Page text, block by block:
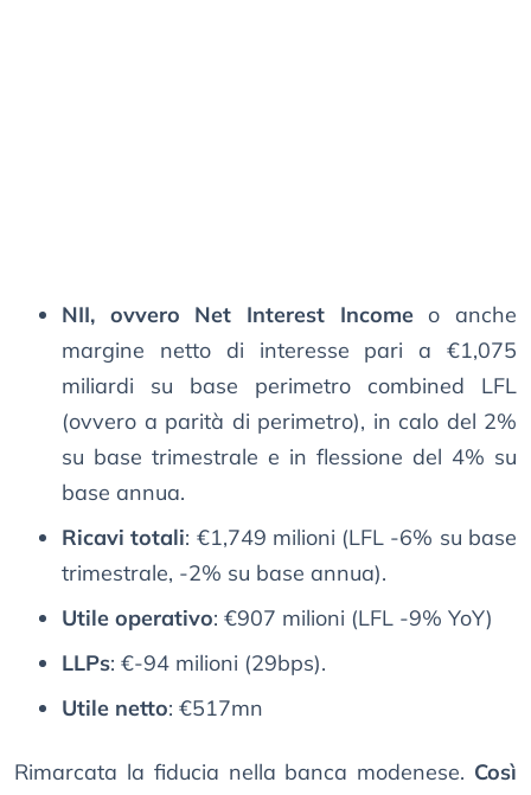
NII, ovvero Net Interest Incomeo anche
margine netto di interesse pari a €1,075
miliardi su base perimetro combined LFL
(ovvero a parità di perimetro), in calo del 2%
su base trimestrale e in flessione del 4% su
base annua.
Ricavi totali: €1,749 milioni (LFL -6% su base
trimestrale, -2% su base annua).
Utile operativo: €907 milioni (LFL -9% YoY)
LLPs: €-94 milioni (29bps).
Utile netto: €517mn
Rimarcata la fiducia nella banca modenese. Così